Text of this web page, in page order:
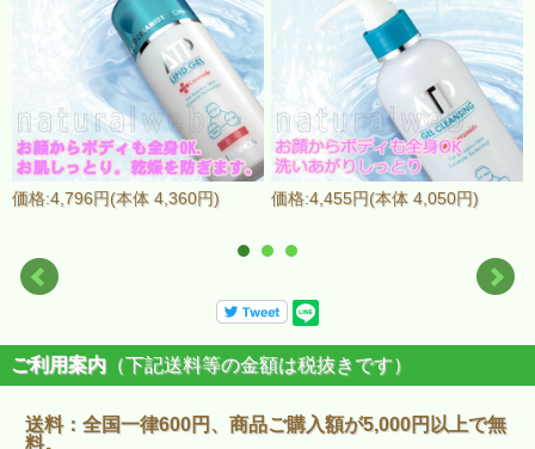
価格:4,796円(本体 4,360円) 価格:4,455円(本体 4,050円)
ご利用案内 （下記送料等の金額は税抜きです）
送料：全国一律600円、商品ご購入額が5,000円以上で無
料。